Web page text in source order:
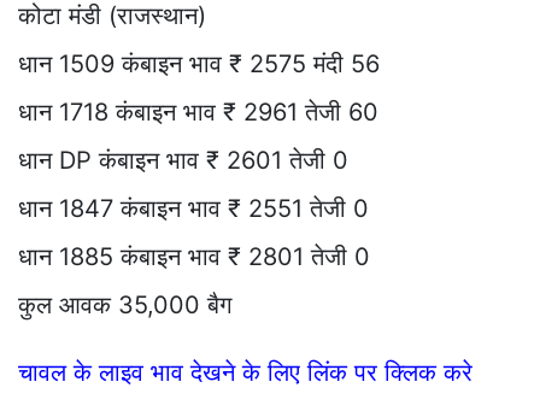
कोटा मंडी (राजस्थान)
धान 1509 कंबाइन भाव ₹ 2575 मंदी 56
धान 1718 कंबाइन भाव ₹ 2961 तेजी 60
धान DP कंबाइन भाव ₹ 2601 तेजी 0
धान 1847 कंबाइन भाव ₹ 2551 तेजी 0
धान 1885 कंबाइन भाव ₹ 2801 तेजी 0
कुल आवक 35,000 बैग
चावल के लाइव भाव देखने के लिए लिंक पर क्लिक करे